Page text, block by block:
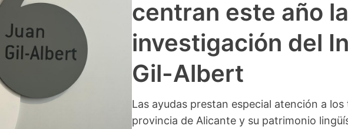
centran este año
investigación del
Gil-Albert
Las ayudas prestan especial atención a
provincia de Alicante y su patrimonio